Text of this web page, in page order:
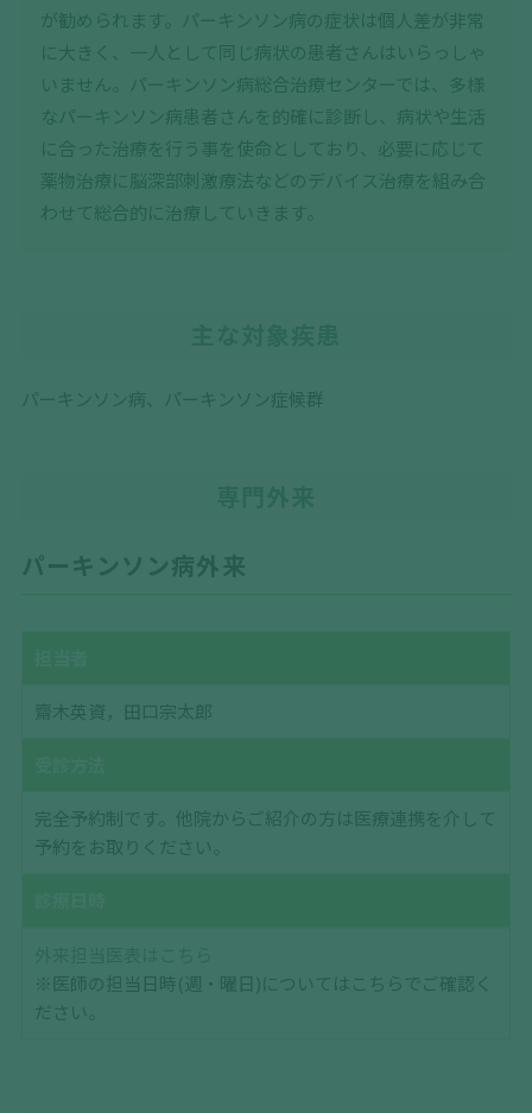
が勧められます。パーキンソン病の症状は個人差が非常
に大きく、一人として同じ病状の患者さんはいらっしゃ
いません。パーキンソン病総合治療センターでは、多様
なパーキンソン病患者さんを的確に診断し、病状や生活
に合った治療を行う事を使命としており、必要に応じて
薬物治療に脳深部刺激療法などのデバイス治療を組み合
わせて総合的に治療していきます。
パーキンソン病、パーキンソン症候群
パーキンソン病外来
齋木英資，田口宗太郎
完全予約制です。他院からご紹介の方は医療連携を介して
予約をお取りください。
※医師の担当日時(週・曜日)についてはこちらでご確認く
ださい。